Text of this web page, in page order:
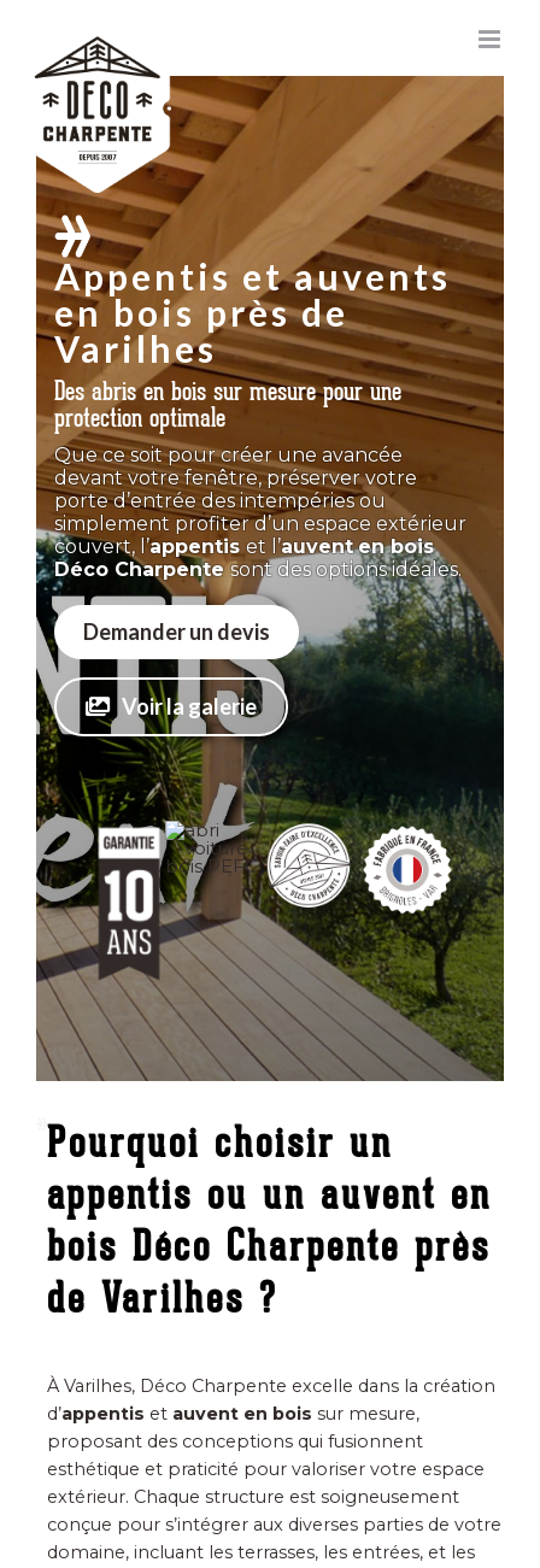
contenu
Appentis et auvents
en bois près de
Varilhes
Des abris en bois sur mesure pour une
protection optimale
Quecesoitpourcréerune avancée
devantvotrefenêtre,préservervotre
ported’entréedesintempériesou
simplement profiterd’un espace extérieur
couvert, l’appentis et l’auvent enbois
Déco Charpentesont desoptionsidéales.
Demander un devis
Voir la galerie
Pourquoi choisir un
appentis ou un auvent en
bois Déco Charpente près
de Varilhes ?
À Varilhes, Déco Charpente excelle dans la création
d’appentis et auvent en bois sur mesure,
proposant des conceptions qui fusionnent
esthétique et praticité pour valoriser votre espace
extérieur. Chaque structure est soigneusement
conçue pour s’intégrer aux diverses parties de votre
domaine, incluant les terrasses, les entrées, et les